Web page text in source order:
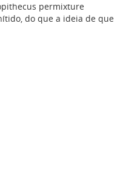
permixture
do que a ideia de que